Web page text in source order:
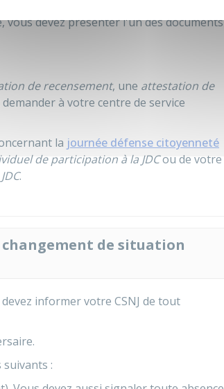
(BEP, baccalauréat...) ou
devez présenter l'un des documents
de recensement, une attestation de
à votre centre de service
la journée défense citoyenneté
de participation à la JDCou de votre
.
de situation
informer votre CSNJ de tout
: